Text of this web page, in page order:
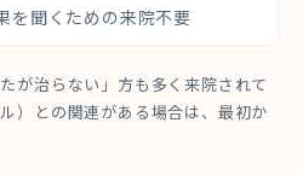
聞くための来院不要
が治らない」方も多く来院されて
）との関連がある場合は、最初か